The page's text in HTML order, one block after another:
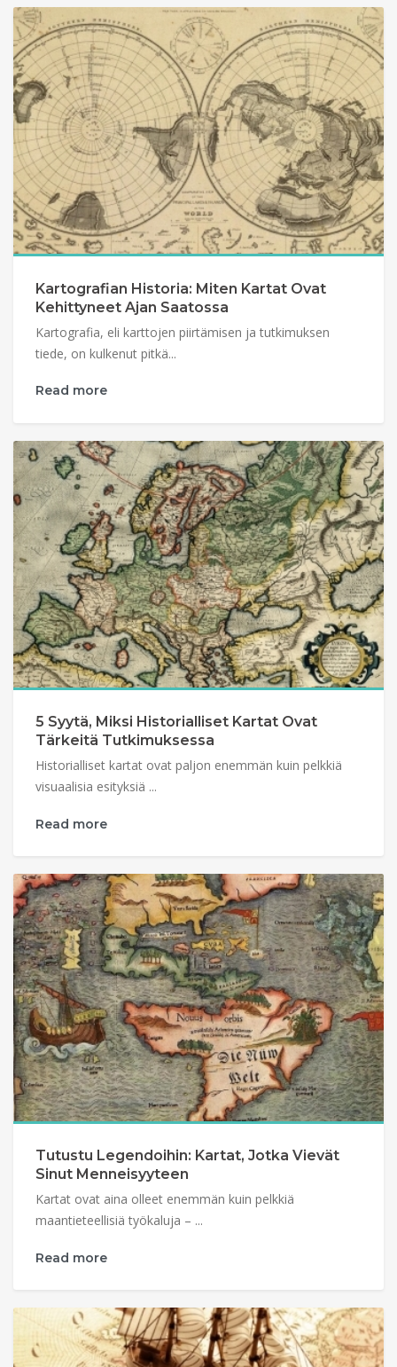
Kartografian Historia: Miten Kartat Ovat
Kehittyneet Ajan Saatossa
Kartografia, eli karttojen piirtämisen ja tutkimuksen
tiede, on kulkenut pitkä...
Read more
5 Syytä, Miksi Historialliset Kartat Ovat
Tärkeitä Tutkimuksessa
Historialliset kartat ovat paljon enemmän kuin pelkkiä
visuaalisia esityksiä ...
Read more
Tutustu Legendoihin: Kartat, Jotka Vievät
Sinut Menneisyyteen
Kartat ovat aina olleet enemmän kuin pelkkiä
maantieteellisiä työkaluja – ...
Read more